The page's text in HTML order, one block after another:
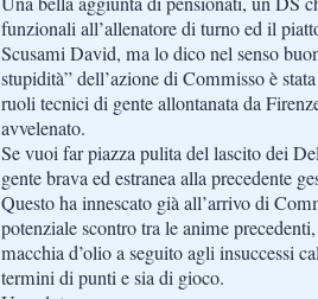
funzionali all’allenatore di turno ed il
Scusami David, ma lo dico nel senso
stupidità” dell’azione di Commisso è
ruoli tecnici di gente allontanata da
avvelenato.
Se vuoi far piazza pulita del lascito dei
gente brava ed estranea alla precedente
Questo ha innescato già all’arrivo di
potenziale scontro tra le anime
macchia d’olio a seguito agli insuccessi
termini di punti e sia di gioco.